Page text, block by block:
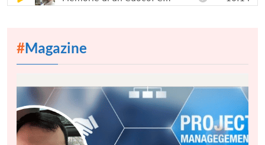
#Magazine